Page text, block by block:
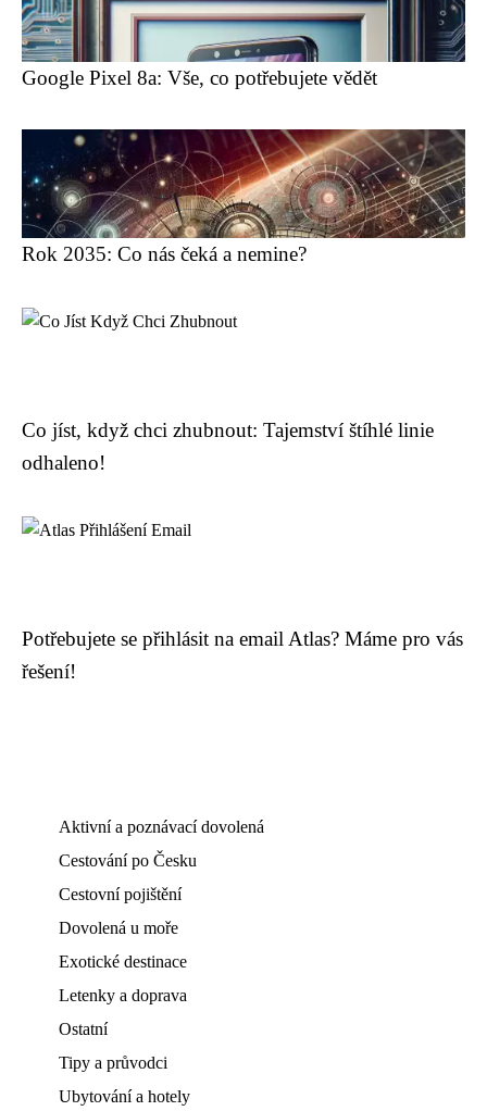
Google Pixel 8a: Vše, co potřebujete vědět
Rok 2035: Co nás čeká a nemine?
Co jíst, když chci zhubnout: Tajemství štíhlé linie
odhaleno!
Potřebujete se přihlásit na email Atlas? Máme pro vás
řešení!
Aktivní a poznávací dovolená
Cestování po Česku
Cestovní pojištění
Dovolená u moře
Exotické destinace
Letenky a doprava
Ostatní
Tipy a průvodci
Ubytování a hotely